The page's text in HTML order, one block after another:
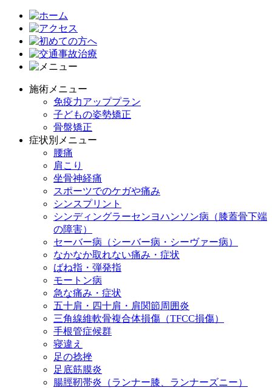
施術メニュー
免疫力アッププラン
子どもの姿勢矯正
骨盤矯正
症状別メニュー
腰痛
肩こり
坐骨神経痛
スポーツでのケガや痛み
シンスプリント
シンディングラーセンヨハンソン病（膝蓋骨下端
の障害）
セーバー病（シーバー病・シーヴァー病）
なかなか取れない痛み・症状
ばね指・弾発指
モートン病
急な痛み・症状
五十肩・四十肩・肩関節周囲炎
三角線維軟骨複合体損傷（TFCC損傷）
手根管症候群
寝違え
足の捻挫
足底筋膜炎
腸脛靭帯炎（ランナー膝、ランナーズニー）